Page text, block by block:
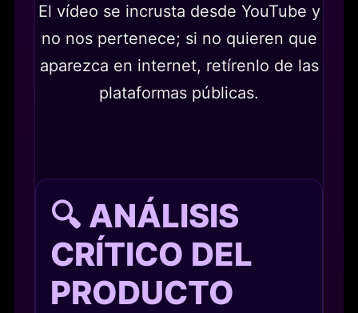
El vídeo se incrusta desde YouTube y
no nos pertenece; si no quieren que
aparezca en internet, retírenlo de las
plataformas públicas.
🔍 ANÁLISIS
CRÍTICO DEL
PRODUCTO